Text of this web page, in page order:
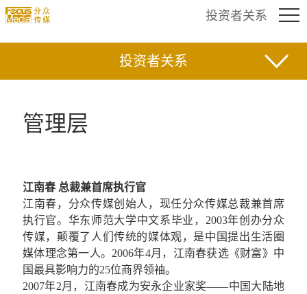
投资者关系
投资者关系
管理层
江南春 总裁兼首席执行官
江南春，分众传媒创始人，现任分众传媒总裁兼首席
执行官。华东师范大学中文系毕业，2003年创办分众
传媒，颠覆了人们传统的媒体观，是中国提出生活圈
媒体理念第一人。2006年4月，江南春获选《财富》中
国最具影响力的25位商界领袖。
2007年2月，江南春成为安永企业家奖——中国大陆地